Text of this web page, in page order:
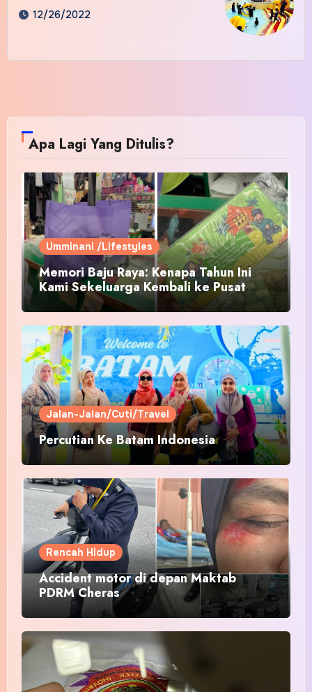
12/26/2022
Apa Lagi Yang Ditulis?
Umminani /Lifestyles
Memori Baju Raya: Kenapa Tahun Ini
Kami Sekeluarga Kembali ke Pusat
Pakaian Hari-Hari?
Jalan-Jalan/Cuti/Travel
Percutian Ke Batam Indonesia
Rencah Hidup
Accident motor di depan Maktab
PDRM Cheras